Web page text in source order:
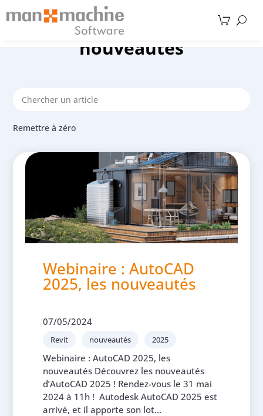
nouveautés
Remettre à zéro
Webinaire : AutoCAD
2025, les nouveautés
07/05/2024
Revit nouveautés 2025
Webinaire : AutoCAD 2025, les
nouveautés Découvrez les nouveautés
d’AutoCAD 2025 ! Rendez-vous le 31 mai
2024 à 11h ! Autodesk AutoCAD 2025 est
arrivé, et il apporte son lot...